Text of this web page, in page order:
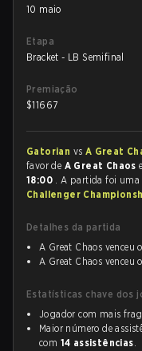
10 maio
Etapa
Bracket - LB Semifinal
Premiação
$11667
Gatorian vs A Great
favor de A Great Chaos
18:00 . A partida foi uma
Challenger
Detalhes da partida
A Great Chaos venceu
A Great Chaos venceu
Estatísticas chave dos
Jogador com mais
Maior número de
com 14 assistências.